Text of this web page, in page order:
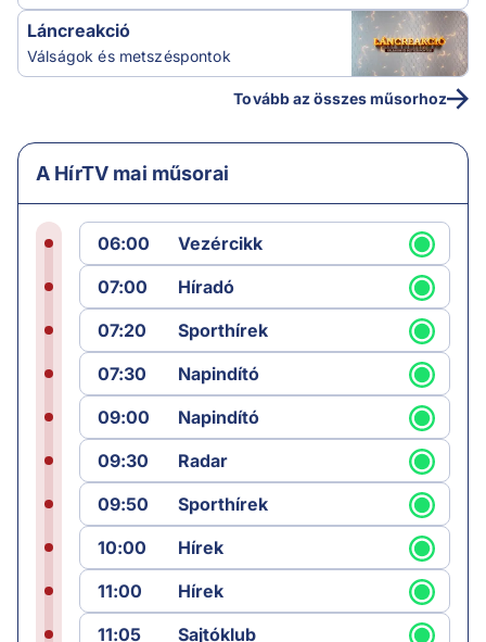
Láncreakció
Válságok és metszéspontok
Tovább az összes műsorhoz
A HírTV mai műsorai
06:00
Vezércikk
07:00
Híradó
07:20
Sporthírek
07:30
Napindító
09:00
Napindító
09:30
Radar
09:50
Sporthírek
10:00
Hírek
11:00
Hírek
11:05
Sajtóklub